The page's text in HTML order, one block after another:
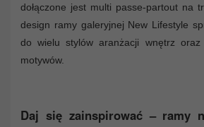
dołączone jest multi passe-partout na
design ramy galeryjnej New Lifestyle
do wielu stylów aranżacji wnętrz oraz
motywów.
Daj się zainspirować – ramy